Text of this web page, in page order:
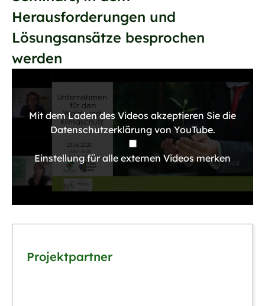
Mit dem Laden des Videos akzeptieren Sie die
Datenschutzerklärung von YouTube.
Einstellung für alle externen Videos merken
Herausforderungen und
Lösungsansätze besprochen
werden
Projektpartner